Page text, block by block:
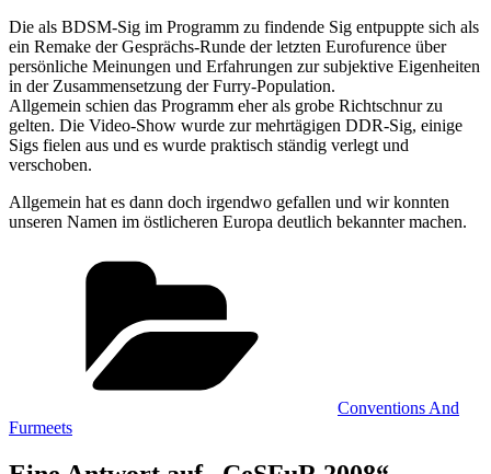
Die als BDSM-Sig im Programm zu findende Sig entpuppte sich als
ein Remake der Gesprächs-Runde der letzten Eurofurence über
persönliche Meinungen und Erfahrungen zur subjektive Eigenheiten
in der Zusammensetzung der Furry-Population.
Allgemein schien das Programm eher als grobe Richtschnur zu
gelten. Die Video-Show wurde zur mehrtägigen DDR-Sig, einige
Sigs fielen aus und es wurde praktisch ständig verlegt und
verschoben.
Allgemein hat es dann doch irgendwo gefallen und wir konnten
unseren Namen im östlicheren Europa deutlich bekannter machen.
Conventions And
Furmeets